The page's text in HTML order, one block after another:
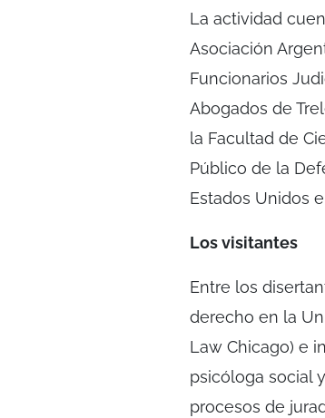
La actividad
Asociación
Funcionarios
Abogados de
la Facultad de
Público de la
Estados Unidos
Los visitantes
Entre los
derecho en la
Law Chicago) e
psicóloga social
procesos de